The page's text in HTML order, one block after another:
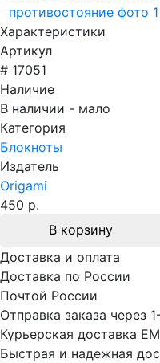
Характеристики
Артикул
# 17051
Наличие
В наличии - мало
Категория
Блокноты
Издатель
Origami
450 р.
В корзину
Доставка и оплата
Доставка по России
Почтой России
Отправка заказа через
Курьерская доставка
Быстрая и надежная